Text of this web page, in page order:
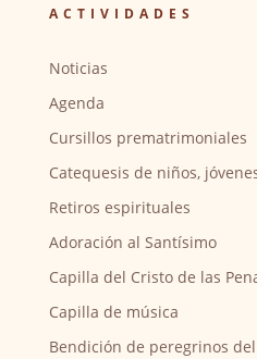
ACTIVIDADES
Noticias
Agenda
Cursillos prematrimoniales
Catequesis de niños,
Retiros espirituales
Adoración al Santísimo
Capilla del Cristo de las
Capilla de música
Bendición de peregrinos